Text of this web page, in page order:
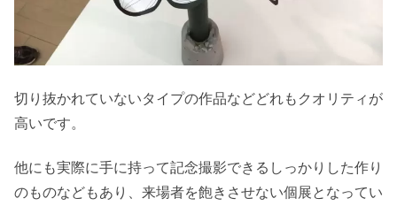
切り抜かれていないタイプの作品などどれもクオリティが
高いです。
他にも実際に手に持って記念撮影できるしっかりした作り
のものなどもあり、来場者を飽きさせない個展となってい